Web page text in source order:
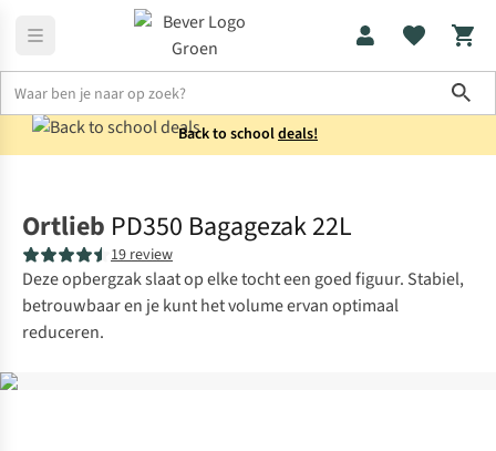
Back to schooldeals!
Ortlieb PD350 Bagagezak 22L
19 review
Deze opbergzak slaat op elke tocht een goed figuur. Stabiel,
betrouwbaar en je kunt het volume ervan optimaal
reduceren.